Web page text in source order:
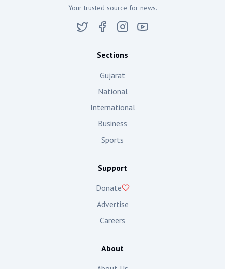
Your trusted source for news.
Sections
Gujarat
National
International
Business
Sports
Support
Donate
Advertise
Careers
About